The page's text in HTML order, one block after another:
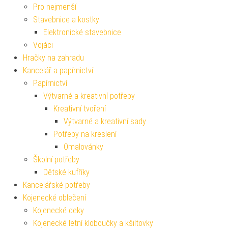
Pro nejmenší
Stavebnice a kostky
Elektronické stavebnice
Vojáci
Hračky na zahradu
Kancelář a papírnictví
Papírnictví
Výtvarné a kreativní potřeby
Kreativní tvoření
Výtvarné a kreativní sady
Potřeby na kreslení
Omalovánky
Školní potřeby
Dětské kufříky
Kancelářské potřeby
Kojenecké oblečení
Kojenecké deky
Kojenecké letní kloboučky a kšiltovky